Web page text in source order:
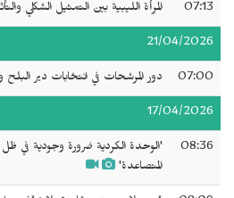
07:13 المرأة الليبية بين التمثيل الشكلي
21/04/2026
07:00 دور المرشحات في انتخابات دير البلح
17/04/2026
08:36
'الوحدة الكردية ضرورة وجودية في ظل
المتصاعدة'